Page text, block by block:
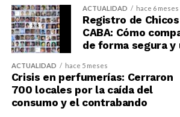
ACTUALIDAD hace 6 meses
Registro de
CABA: Cómo
de forma segura y
ACTUALIDAD hace 5 meses
Crisis en perfumerías: Cerraron
700 locales por la caída del
consumo y el contrabando